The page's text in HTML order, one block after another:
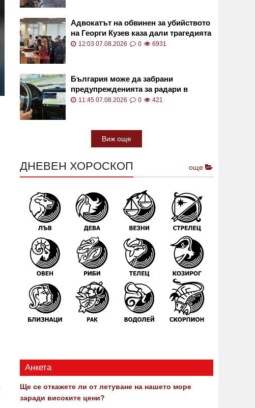
Адвокатът на обвинен за убийството
на Георги Кузев каза дали трагедията
е била планирана
12:03 07.08.2026 0 6931
България може да забрани
предупрежденията за радари в
навигационните приложения
11:45 07.08.2026 0 421
Виж още
ДНЕВЕН ХОРОСКОП още
Анкета
Ще се откажете ли от летуване на нашето море
заради високите цени?